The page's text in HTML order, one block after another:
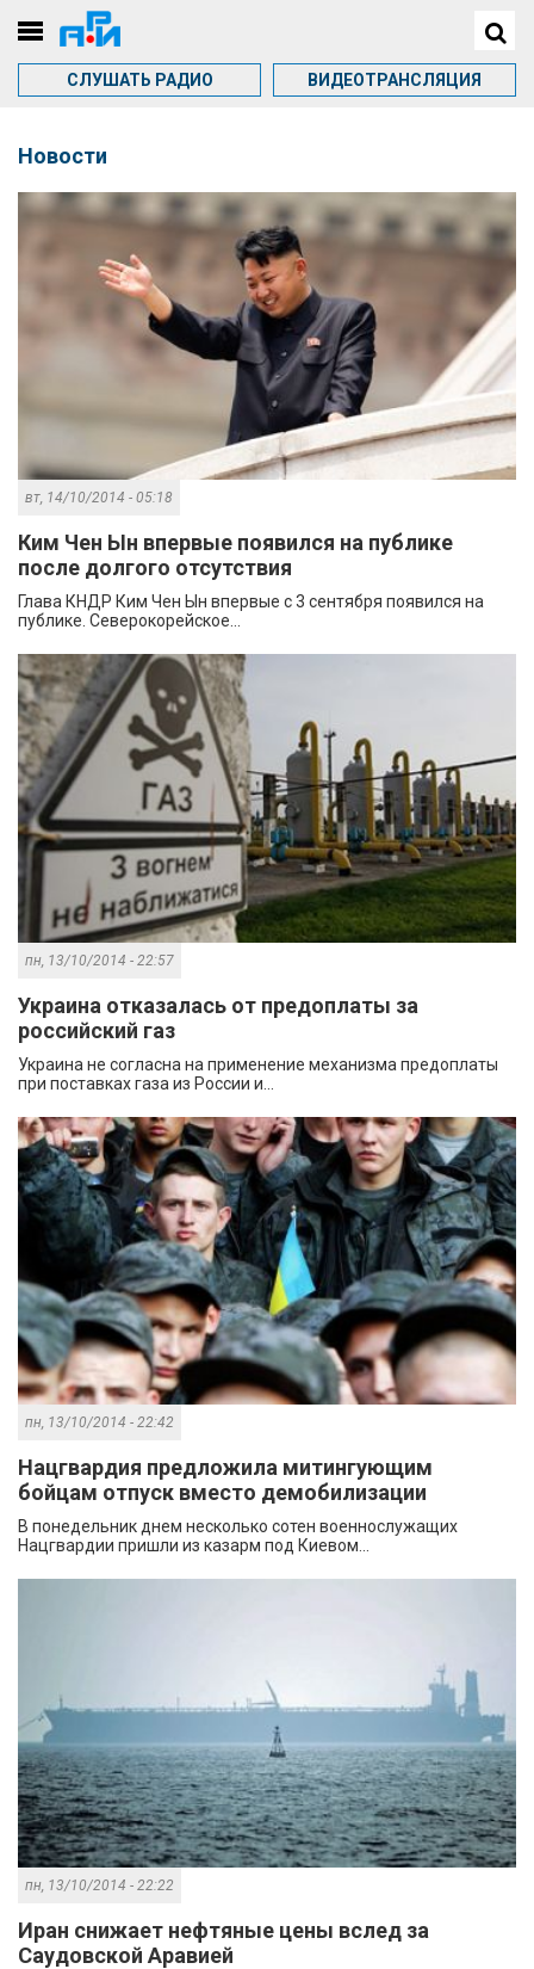
СЛУШАТЬ РАДИО ВИДЕОТРАНСЛЯЦИЯ
Новости
вт, 14/10/2014 - 05:18
Ким Чен Ын впервые появился на публике
после долгого отсутствия
Глава КНДР Ким Чен Ын впервые с 3 сентября появился на
публике. Северокорейское...
пн, 13/10/2014 - 22:57
Украина отказалась от предоплаты за
российский газ
Украина не согласна на применение механизма предоплаты
при поставках газа из России и...
пн, 13/10/2014 - 22:42
Нацгвардия предложила митингующим
бойцам отпуск вместо демобилизации
В понедельник днем несколько сотен военнослужащих
Нацгвардии пришли из казарм под Киевом...
пн, 13/10/2014 - 22:22
Иран снижает нефтяные цены вслед за
Саудовской Аравией